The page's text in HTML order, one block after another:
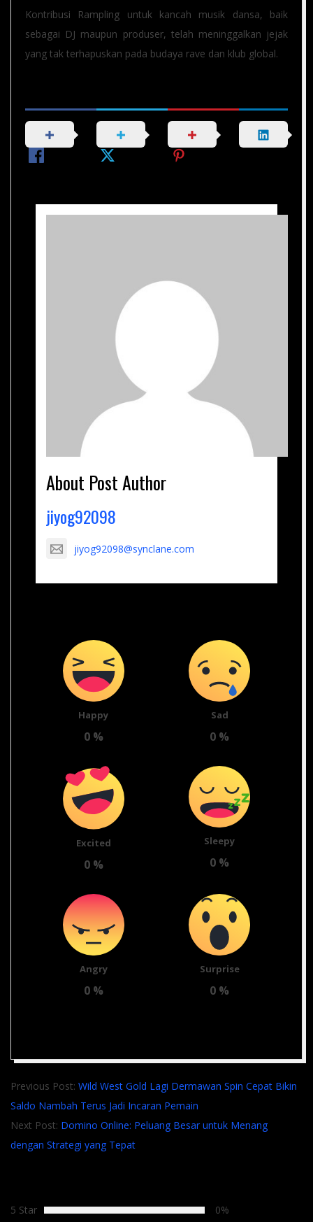
Kontribusi Rampling untuk kancah musik dansa, baik
sebagai DJ maupun produser, telah meninggalkan jejak
yang tak terhapuskan pada budaya rave dan klub global.
About Post Author
jiyog92098
jiyog92098@synclane.com
Happy
0%
Sad
0 %
Excited
0%
Sleepy
0 %
Angry
0%
Surprise
0 %
04-
07
Previous Post: Wild West Gold Lagi Dermawan Spin Cepat Bikin
Saldo Nambah Terus Jadi Incaran Pemain
Next Post: Domino Online: Peluang Besar untuk Menang
dengan Strategi yang Tepat
5 Star
0%